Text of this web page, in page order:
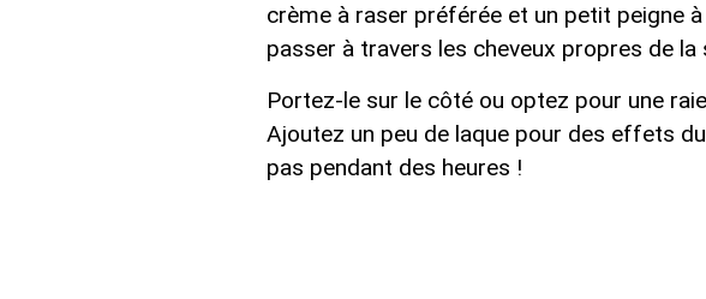
crème à raser préférée et un petit peigne
passer à travers les cheveux propres de la
Portez-le sur le côté ou optez pour une
Ajoutez un peu de laque pour des effets
pas pendant des heures !